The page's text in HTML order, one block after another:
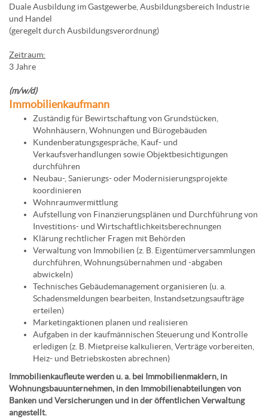
Duale Ausbildung im Gastgewerbe, Ausbildungsbereich Industrie
und Handel
(geregelt durch Ausbildungsverordnung)
Zeitraum:
3 Jahre
(m/w/d)
Immobilienkaufmann
Zuständig für Bewirtschaftung von Grundstücken,
Wohnhäusern, Wohnungen und Bürogebäuden
Kundenberatungsgespräche, Kauf- und
Verkaufsverhandlungen sowie Objektbesichtigungen
durchführen
Neubau-, Sanierungs- oder Modernisierungsprojekte
koordinieren
Wohnraumvermittlung
Aufstellung von Finanzierungsplänen und Durchführung von
Investitions- und Wirtschaftlichkeitsberechnungen
Klärung rechtlicher Fragen mit Behörden
Verwaltung von Immobilien (z. B. Eigentümerversammlungen
durchführen, Wohnungsübernahmen und -abgaben
abwickeln)
Technisches Gebäudemanagement organisieren (u. a.
Schadensmeldungen bearbeiten, Instandsetzungsaufträge
erteilen)
Marketingaktionen planen und realisieren
Aufgaben in der kaufmännischen Steuerung und Kontrolle
erledigen (z. B. Mietpreise kalkulieren, Verträge vorbereiten,
Heiz- und Betriebskosten abrechnen)
Immobilienkaufleute werden u. a. bei Immobilienmaklern, in
Wohnungsbauunternehmen, in den Immobilienabteilungen von
Banken und Versicherungen und in der öffentlichen Verwaltung
angestellt.